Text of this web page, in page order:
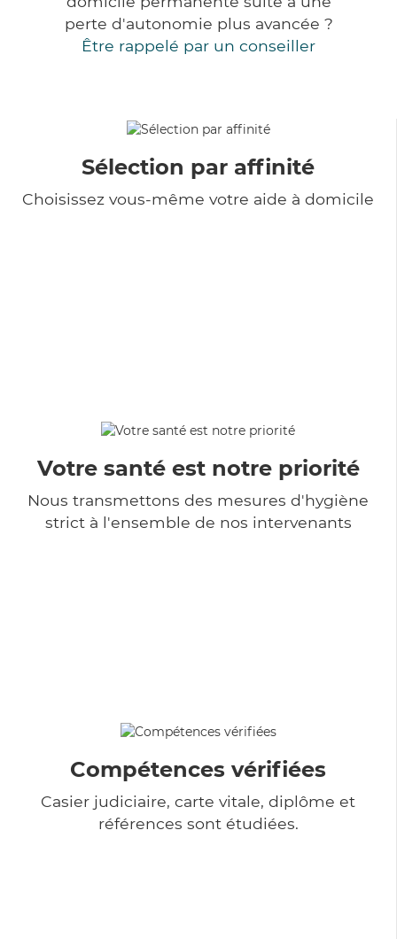
perte d'autonomie plus avancée ?
Être rappelé par un conseiller
Sélection par affinité
Choisissez vous-même votre aide à domicile
Votre santé est notre priorité
Nous transmettons des mesures d'hygiène
strict à l'ensemble de nos intervenants
Compétences vérifiées
Casier judiciaire, carte vitale, diplôme et
références sont étudiées.